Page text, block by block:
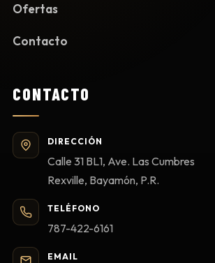
Ofertas
Contacto
CONTACTO
DIRECCIÓN
Calle 31 BL1, Ave. Las Cumbres
Rexville, Bayamón, P.R.
TELÉFONO
787-422-6161
EMAIL